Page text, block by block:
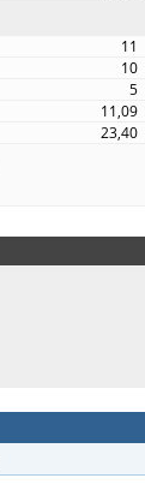
11
10
5
11,09
23,40